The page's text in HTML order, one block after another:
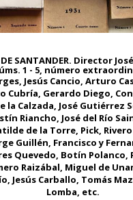
DE SANTANDER. Director
1 - 5, número
Jesús Cancio, Arturo
Cubría, Gerardo Diego,
la Calzada, José Gutiérrez
Riancho, José del Río
de la Torre, Pick,
Guillén, Francisco y
Quevedo, Botín Polanco,
Raizábal, Miguel de
Jesús Carballo, Tomás
Lomba, etc.